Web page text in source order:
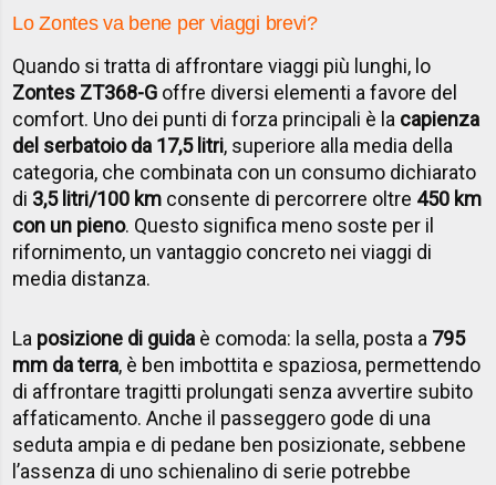
Lo Zontes va bene per viaggi brevi?
Quando si tratta di affrontare viaggi più lunghi, lo
Zontes ZT368-G offre diversi elementi a favore del
comfort. Uno dei punti di forza principali è la capienza
del serbatoio da 17,5 litri, superiore alla media della
categoria, che combinata con un consumo dichiarato
di 3,5 litri/100 km consente di percorrere oltre 450 km
con un pieno. Questo significa meno soste per il
rifornimento, un vantaggio concreto nei viaggi di
media distanza.
La posizione di guida è comoda: la sella, posta a 795
mm da terra, è ben imbottita e spaziosa, permettendo
di affrontare tragitti prolungati senza avvertire subito
affaticamento. Anche il passeggero gode di una
seduta ampia e di pedane ben posizionate, sebbene
l’assenza di uno schienalino di serie potrebbe